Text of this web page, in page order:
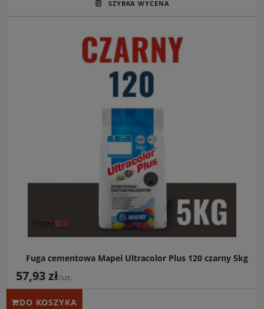
Fuga cementowa Mapei Ultracolor Plus 120 czarny 5kg
57,93 zł/szt.
DO KOSZYKA